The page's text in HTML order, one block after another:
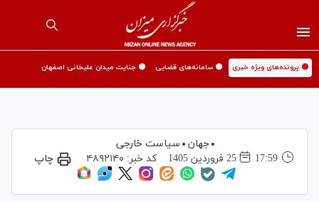
🟡 پرونده‌های ویژه خبری 🟡 سامانه‌های قضایی 🟡 جنایت میدان علیخانی اصفهان
جهان
سیاست خارجی
17:59
25 فروردين 1405 کد خبر: ۴۸۹۲۱۴۰ چاپ